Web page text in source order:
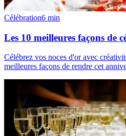
Célébration6 min
Les 10 meilleures façons de
Célébrez vos noces d'or avec
meilleures façons de rendre cet